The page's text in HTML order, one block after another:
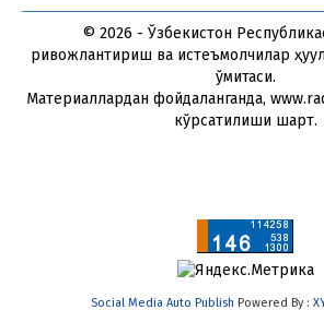
© 2026 - Ўзбекистон
ривожлантириш ва истеъмолчилар
қўмитаси.
Материаллардан фойдаланганда,
кўрсатилиши шарт.
Social Media Auto Publish Powered By :